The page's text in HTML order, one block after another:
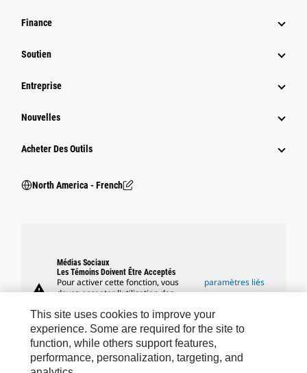
Finance
Soutien
Entreprise
Nouvelles
Acheter Des Outils
North America - French
warning
Médias Sociaux
Les Témoins Doivent Être Acceptés
Pour activer cette fonction, vous
devez accepter l'utilisation des
de performance.
paramètres liés
This site uses cookies to improve your
experience. Some are required for the site to
function, while others support features,
performance, personalization, targeting, and